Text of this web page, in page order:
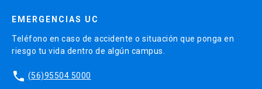
foros y rendir un examen final. Además de forma
grupal, trabajar en el trabajo grupal que se
entregará en un formato específico. A
curso.
EMERGENCIAS UC
Teléfono en caso de accidente o situación que ponga en
riesgo tu vida dentro de algún campus.
phone (56)95504 5000